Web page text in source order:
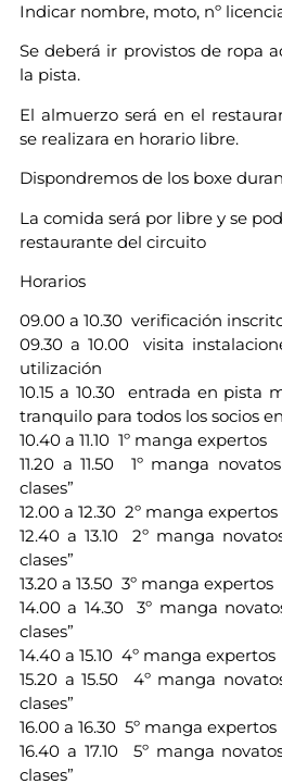
Indicar nombre, moto, nº
Se deberá ir provistos de ropa
la pista.
El almuerzo será en el
se realizara en horario libre.
Dispondremos de los boxe
La comida será por libre y se
restaurante del circuito
Horarios
09.00 a 10.30 verificación
09.30 a 10.00 visita
utilización
10.15 a 10.30 entrada en
tranquilo para todos los socios
10.40 a 11.10 1º manga expertos
11.20 a 11.50 1º manga
clases”
12.00 a 12.30 2º manga expertos
12.40 a 13.10 2º manga
clases”
13.20 a 13.50 3º manga expertos
14.00 a 14.30 3º manga
clases”
14.40 a 15.10 4º manga expertos
15.20 a 15.50 4º manga
clases”
16.00 a 16.30 5º manga expertos
16.40 a 17.10 5º manga
clases”